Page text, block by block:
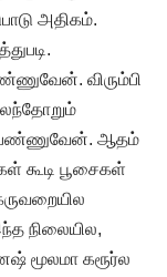
அதிகம்.
விரும்பி
பண்ணுவேன். ஆதம்
கூடி பூசைகள்
நிலையில,
மூலமா கரூர்ல